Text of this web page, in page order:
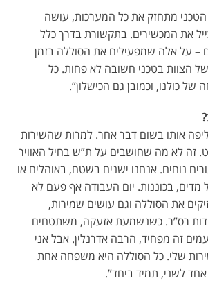
הטכני מתחזק את כל המערכות, עושה
את המכשירים. בתקשורת בדרך כלל
– על אלה שמפעילים את הסוללה בזמן
הצוות בטכני חשובה לא פחות. כל
כולנו, וכמובן גם הכישלון”.
אותו בשום דבר אחר. למרות שהשירות
זה לא מה שחושבים על ת”ש בחיל האוויר
נוחים. אנחנו ישנים בשטח, באוהלים או
מדים, בכוננות. יום העבודה אף פעם לא
את הסוללה וגם עושים שמירות,
רס”ר. כשנשמעת אזעקה, משתטחים
זה מפחיד, הרבה אדרנלין. אבל אני
שלי. כל הסוללה היא משפחה אחת
אחד לשני, תמיד ביחד”.